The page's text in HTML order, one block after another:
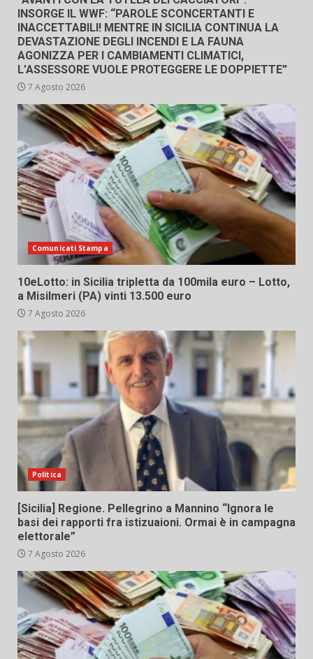
INSORGE IL WWF: “PAROLE SCONCERTANTI E
INACCETTABILI! MENTRE IN SICILIA CONTINUA LA
DEVASTAZIONE DEGLI INCENDI E LA FAUNA
AGONIZZA PER I CAMBIAMENTI CLIMATICI,
L’ASSESSORE VUOLE PROTEGGERE LE DOPPIETTE”
7 Agosto 2026
Comunicati Stampa
10eLotto: in Sicilia tripletta da 100mila euro – Lotto,
a Misilmeri (PA) vinti 13.500 euro
7 Agosto 2026
Politica
[Sicilia] Regione. Pellegrino a Mannino “Ignora le
basi dei rapporti fra istizuaioni. Ormai è in campagna
elettorale”
7 Agosto 2026